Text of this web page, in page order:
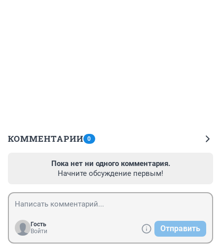
КОММЕНТАРИИ 0
Пока нет ни одного комментария.
Начните обсуждение первым!
Гость
Войти
Отправить